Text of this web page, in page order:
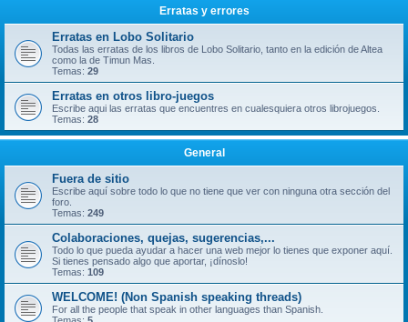
Erratas y errores
Erratas en Lobo Solitario
Todas las erratas de los libros de Lobo Solitario, tanto en la edición de Altea
como la de Timun Mas.
Temas: 29
Erratas en otros libro-juegos
Escribe aqui las erratas que encuentres en cualesquiera otros librojuegos.
Temas: 28
General
Fuera de sitio
Escribe aquí sobre todo lo que no tiene que ver con ninguna otra sección del
foro.
Temas: 249
Colaboraciones, quejas, sugerencias,...
Todo lo que pueda ayudar a hacer una web mejor lo tienes que exponer aquí.
Si tienes pensado algo que aportar, ¡dínoslo!
Temas: 109
WELCOME! (Non Spanish speaking threads)
For all the people that speak in other languages than Spanish.